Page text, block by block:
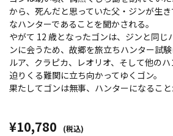
から、死んだと思っていた父・ジンが生
なハンターであることを聞かされる。
やがて 12 歳となったゴンは、ジンと同じ
ンに会うため、故郷を旅立ちハンター試
ルア、クラピカ、レオリオ、そして他の
迫りくる難関に立ち向かってゆくゴン。
果たしてゴンは無事、ハンターになること
¥10,780 (税込)